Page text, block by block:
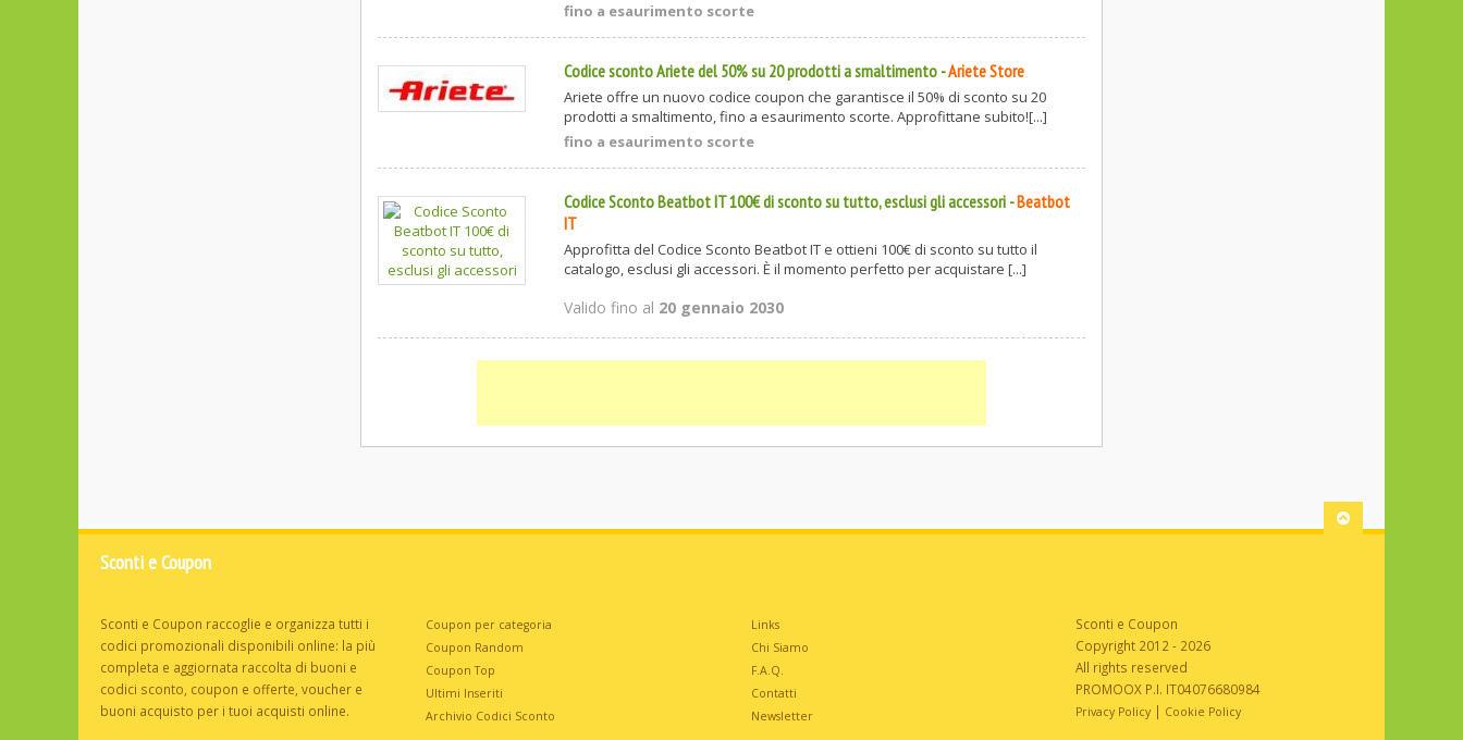
fino a esaurimento scorte
Codice sconto Ariete del 50% su 20 prodotti a smaltimento -Ariete Store
Ariete offre un nuovo codice coupon che garantisce il 50% di sconto su 20
prodotti a smaltimento, fino a esaurimento scorte. Approfittane subito![...]
fino a esaurimento scorte
Codice Sconto Beatbot IT 100€ di sconto su tutto, esclusi gli accessori -Beatbot
IT
Approfitta del Codice Sconto Beatbot IT e ottieni 100€ di sconto su tutto il
catalogo, esclusi gli accessori. È il momento perfetto per acquistare [...]
Valido fino al 20 gennaio 2030
Sconti e Coupon
Sconti e Coupon raccoglie e organizza tutti i
codici promozionali disponibili online: la più
completa e aggiornata raccolta di buoni e
codici sconto, coupon e offerte, voucher e
buoni acquisto per i tuoi acquisti online.
Coupon per categoria
Coupon Random
Coupon Top
Ultimi Inseriti
Archivio Codici Sconto
Links
Chi Siamo
F.A.Q.
Contatti
Newsletter
Sconti e Coupon
Copyright 2012 - 2026
All rights reserved
PROMOOX P.I. IT04076680984
Privacy Policy | Cookie Policy